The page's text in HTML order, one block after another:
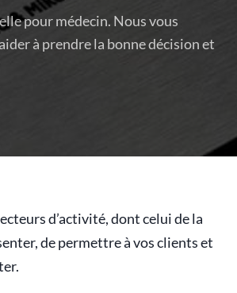
pour médecin. Nous vous
à prendre la bonne décision et
d’activité, dont celui de la
de permettre à vos clients et